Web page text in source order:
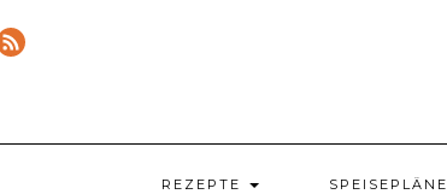
REZEPTE SPEISEPLÄNE